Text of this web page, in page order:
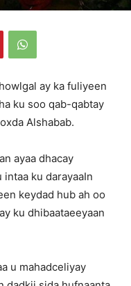
ay ka fuliyeen
ku soo qab-qabtay
Alshabab.
ayaa dhacay
ku darayaaIn
keydad hub ah oo
ku dhibaataeeyaan
u mahadceliyay